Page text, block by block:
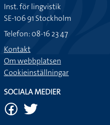
Inst. för lingvistik
SE-106 91 Stockholm
Telefon: 08-16 23 47
Kontakt
Om webbplatsen
Cookieinställningar
SOCIALA MEDIER